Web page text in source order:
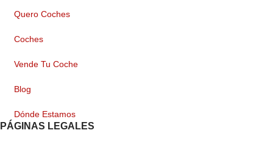
Quero Coches
Coches
Vende Tu Coche
Blog
Dónde Estamos
PÁGINAS LEGALES